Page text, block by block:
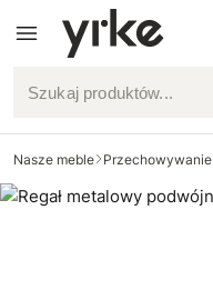
Szukaj produktów...
Nasze meble Przechowywanie